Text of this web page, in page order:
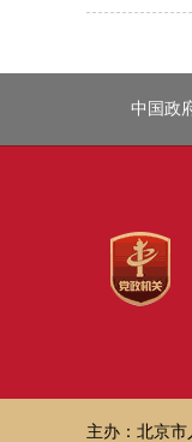
中国政
主办：北京